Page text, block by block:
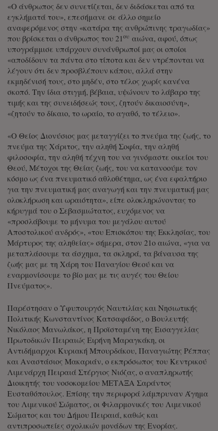
«Ο άνθρωπος δεν συνετίζεται, δεν διδάσκεται από τα
εγκλήματά του», επεσήμανε σε άλλο σημείο
αναφερόμενος στην «κατάρα της ανθρώπινης τραγωδίας»
που βρίσκεται ο άνθρωπος του 21ου αιώνα, αφού, όπως
υπογράμμισε υπάρχουν συνάνθρωποί μας οι οποίοι
«αποδίδουν τα πάντα στο τίποτα και δεν ντρέπονται να
λέγουν ότι δεν προσβλέπουν κάπου, αλλά στην
εκμηδένισή τους, στο μηδέν, στο τέλος χωρίς κανένα
σκοπό. Την ίδια στιγμή, βέβαια, υψώνουν το λάβαρο της
τιμής και της συνειδήσεώς τους, ζητούν δικαιοσύνη»,
«ζητούν το δίκαιο, το ωραίο, το αγαθό, το τέλειο».
«Ο Θείος Διονύσιος μας μεταγγίζει το πνεύμα της ζωής, το
πνεύμα της Χάριτος, την αληθή Σοφία, την αληθή
φιλοσοφία, την αληθή τέχνη του να γινόμαστε οικείοι του
Θεού, Μέτοχοι της Θείας ζωής, του να κατανοούμε τον
κόσμο ως ένα πνευματικό αθλοθέτημα, ως ένα εφαλτήριο
για την πνευματική μας αναγωγή και την πνευματική μας
ολοκλήρωση και ωραιότητα», είπε ολοκληρώνοντας το
κήρυγμά του ο Σεβασμιώτατος, ευχόμενος να
«προσλάβουμε το μήνυμα του μεγάλου αυτού
Αποστολικού ανδρός», «του Επισκόπου της Εκκλησίας, του
Μάρτυρος της αληθείας» σήμερα, στον 21ο αιώνα, «για να
μεταπλάσουμε τα άσχημα, τα σκληρά, τα βάναυσα της
ζωής μας με τη Χάρη του Παναγίου Θεού και να
εναρμονίσουμε το βίο μας με τις αυγές του Θείου
Πνεύματος».
Παρέστησαν ο Υφυπουργός Ναυτιλίας και Νησιωτικής
Πολιτικής Κωνσταντίνος Κατσαφάδος, ο Βουλευτής
Νικόλαος Μανωλάκος, η Προϊσταμένη της Εισαγγελίας
Πρωτοδικών Πειραιώς Ειρήνη Μαραγκάκη, οι
Αντιδήμαρχοι Κυριακή Μπουρδάκου, Παναγιώτης Ρέππας
και Αναστάσιος Μακαριάν, ο εκπρόσωπος του Κεντρικού
Λιμενάρχη Πειραιά Στέργιος Νιόζας, ο αναπληρωτής
Διοικητής του νοσοκομείου ΜΕΤΑΞΑ Σαράντος
Ευσταθόπουλος. Επίσης την περιφορά λάμπρυναν Άγημα
του Λιμενικού Σώματος, οι Φιλαρμονικές του Λιμενικού
Σώματος και του Δήμου Πειραιά, καθώς και
αντιπροσωπείες σχολικών μονάδων της Ενορίας.